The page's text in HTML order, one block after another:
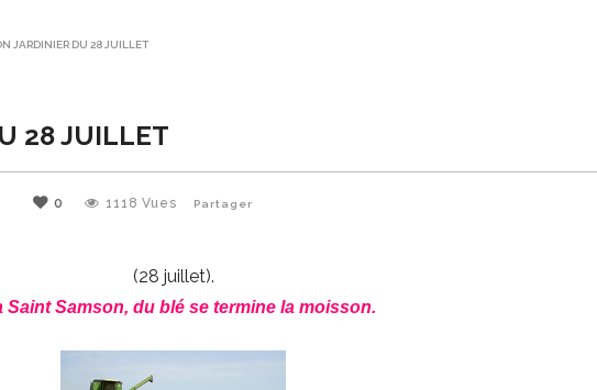
JARDINIER DU 28 JUILLET
28 JUILLET
0 1118 Vues Partager
(28 juillet).
Saint Samson, du blé se termine la moisson.